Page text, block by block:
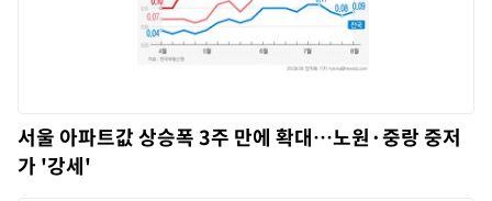
서울 아파트값 상승폭 3주 만에 확대…노원·중랑 중저
가 '강세'